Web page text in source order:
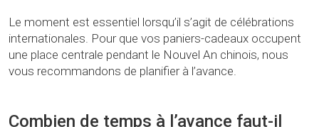
Le moment est essentiel lorsqu’il s’agit de célébrations
internationales. Pour que vos paniers-cadeaux occupent
une place centrale pendant le Nouvel An chinois, nous
vous recommandons de planifier à l’avance.
Combien de temps à l’avance faut-il